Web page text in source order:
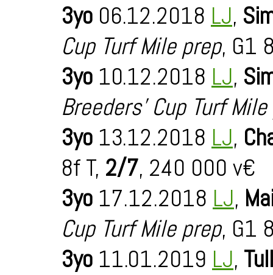
3yo 06.12.2018 LJ,
Cup Turf Mile prep, G1
3yo 10.12.2018 LJ,
Breeders' Cup Turf
3yo 13.12.2018 LJ,
8f T, 2/7, 240 000 v€
3yo 17.12.2018 LJ,
Cup Turf Mile prep, G1
3yo 11.01.2019 LJ,